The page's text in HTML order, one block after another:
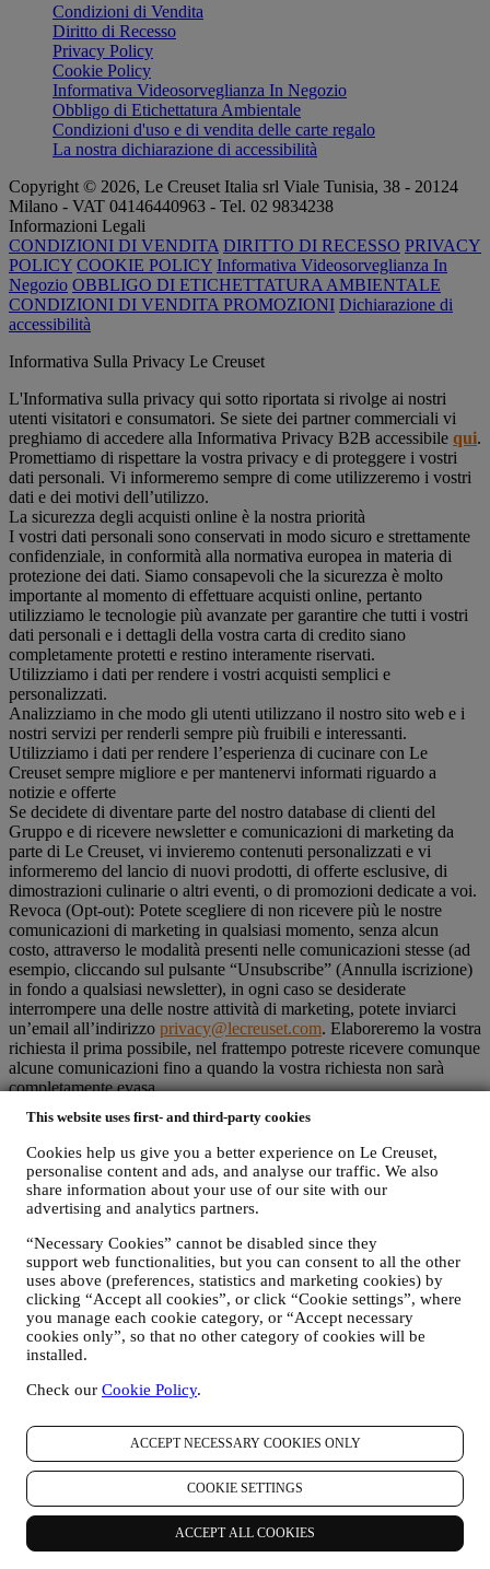
This website uses first- and third-party cookies
Cookies help us give you a better experience on Le Creuset,
personalise content and ads, and analyse our traffic. We also
share information about your use of our site with our
advertising and analytics partners.
“Necessary Cookies” cannot be disabled since they
support web functionalities, but you can consent to all the other
uses above (preferences, statistics and marketing cookies) by
clicking “Accept all cookies”, or click “Cookie settings”, where
you manage each cookie category, or “Accept necessary
cookies only”, so that no other category of cookies will be
installed.
Check our Cookie Policy.
ACCEPT NECESSARY COOKIES ONLY
COOKIE SETTINGS
ACCEPT ALL COOKIES
Condizioni di Vendita
Diritto di Recesso
Privacy Policy
Cookie Policy
Informativa Videosorveglianza In Negozio
Obbligo di Etichettatura Ambientale
Condizioni d'uso e di vendita delle carte regalo
La nostra dichiarazione di accessibilità
Copyright © 2026, Le Creuset Italia srl ​​Viale Tunisia, 38 - 20124
Milano - VAT 04146440963 - Tel. 02 9834238
Informazioni Legali
CONDIZIONI DI VENDITA DIRITTO DI RECESSO PRIVACY
POLICY COOKIE POLICY Informativa Videosorveglianza In
Negozio OBBLIGO DI ETICHETTATURA AMBIENTALE
CONDIZIONI DI VENDITA PROMOZIONI Dichiarazione di
accessibilità
Informativa Sulla Privacy Le Creuset
L'Informativa sulla privacy qui sotto riportata si rivolge ai nostri
utenti visitatori e consumatori. Se siete dei partner commerciali vi
preghiamo di accedere alla Informativa Privacy B2B accessibile qui.
Promettiamo di rispettare la vostra privacy e di proteggere i vostri
dati personali. Vi informeremo sempre di come utilizzeremo i vostri
dati e dei motivi dell’utilizzo.
La sicurezza degli acquisti online è la nostra priorità
I vostri dati personali sono conservati in modo sicuro e strettamente
confidenziale, in conformità alla normativa europea in materia di
protezione dei dati. Siamo consapevoli che la sicurezza è molto
importante al momento di effettuare acquisti online, pertanto
utilizziamo le tecnologie più avanzate per garantire che tutti i vostri
dati personali e i dettagli della vostra carta di credito siano
completamente protetti e restino interamente riservati.
Utilizziamo i dati per rendere i vostri acquisti semplici e
personalizzati.
Analizziamo in che modo gli utenti utilizzano il nostro sito web e i
nostri servizi per renderli sempre più fruibili e interessanti.
Utilizziamo i dati per rendere l’esperienza di cucinare con Le
Creuset sempre migliore e per mantenervi informati riguardo a
notizie e offerte
Se decidete di diventare parte del nostro database di clienti del
Gruppo e di ricevere newsletter e comunicazioni di marketing da
parte di Le Creuset, vi invieremo contenuti personalizzati e vi
informeremo del lancio di nuovi prodotti, di offerte esclusive, di
dimostrazioni culinarie o altri eventi, o di promozioni dedicate a voi.
Revoca (Opt-out): Potete scegliere di non ricevere più le nostre
comunicazioni di marketing in qualsiasi momento, senza alcun
costo, attraverso le modalità presenti nelle comunicazioni stesse (ad
esempio, cliccando sul pulsante “Unsubscribe” (Annulla iscrizione)
in fondo a qualsiasi newsletter), in ogni caso se desiderate
interrompere una delle nostre attività di marketing, potete inviarci
un’email all’indirizzo privacy@lecreuset.com. Elaboreremo la vostra
richiesta il prima possibile, nel frattempo potreste ricevere comunque
alcune comunicazioni fino a quando la vostra richiesta non sarà
completamente evasa.
Ricordatevi che voi avete il controllo dei vostri dati e potete gestire
le vostre preferenze in qualsiasi momento. Vi assicuriamo che non
trasmetteremo mai i vostri dati a terze parti esterne per i loro scopi di
marketing senza la vostra autorizzazione. Per qualsiasi informazione
o per esercitare i vostri diritti ai sensi privacy, potete inviarci un'e-
richiesta e vi risponderemo in modo tempestivo.
Informativa Sulla Privacy Di Le Creuset Completa
Le Creuset è impegnata a proteggere i vostri dati personali e la
vostra privacy e la presente Informativa illustra in che modo
raccogliamo e trattiamo i vostri dati personali in conformità alla
normativa UE in materia di protezione dei dati (ivi incluso il
regolamento generale sulla protezione dei dati dell’UE 2016/679) e
alla legge applicabile in materia di protezione dei dati nel vostro
Paese, territorio o luogo di residenza (le “Leggi in materia di
protezione dei dati”).
A) QUANDO RACCOGLIAMO DATI DA VOI E CHE TIPO DI DATI
RACCOGLIAMO?
Per “dati personali” si intende qualsiasi informazione relativa a voi e
che ci consente di identificarvi direttamente o in combinazione con
altre informazioni.